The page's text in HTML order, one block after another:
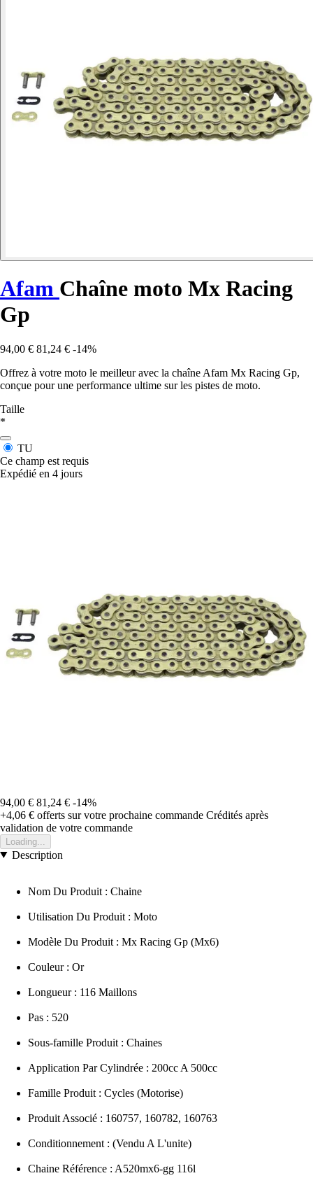
Afam Chaîne moto Mx Racing
Gp
94,00 € 81,24 € -14%
Offrez à votre moto le meilleur avec la chaîne Afam Mx Racing Gp,
conçue pour une performance ultime sur les pistes de moto.
Taille
*
TU
Ce champ est requis
Expédié en 4 jours
94,00 € 81,24 € -14%
+4,06 € offerts sur votre prochaine commande Crédités après
validation de votre commande
Loading...
Description
Nom Du Produit : Chaine
Utilisation Du Produit : Moto
Modèle Du Produit : Mx Racing Gp (Mx6)
Couleur : Or
Longueur : 116 Maillons
Pas : 520
Sous-famille Produit : Chaines
Application Par Cylindrée : 200cc A 500cc
Famille Produit : Cycles (Motorise)
Produit Associé : 160757, 160782, 160763
Conditionnement : (Vendu A L'unite)
Chaine Référence : A520mx6-gg 116l